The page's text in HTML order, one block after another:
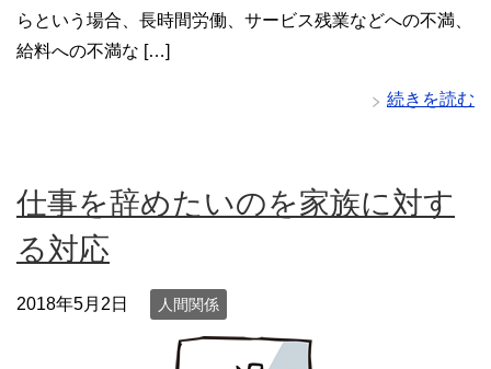
らという場合、長時間労働、サービス残業などへの不満、
給料への不満な […]
続きを読む
仕事を辞めたいのを家族に対す
る対応
2018年5月2日 人間関係